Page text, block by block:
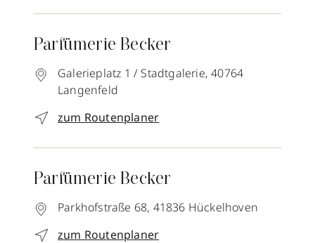
Parfümerie Becker
Galerieplatz 1 / Stadtgalerie, 40764
Langenfeld
zum Routenplaner
Parfümerie Becker
Parkhofstraße 68, 41836 Hückelhoven
zum Routenplaner